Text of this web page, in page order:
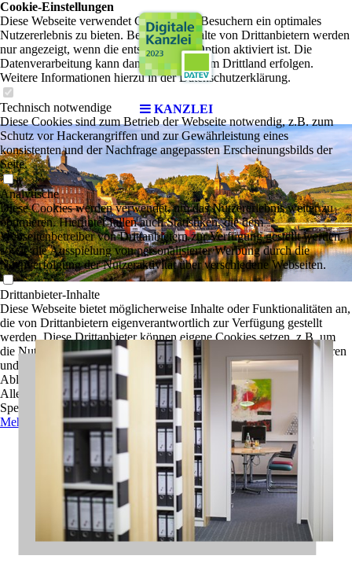
KANZLEI
Cookie-Einstellungen
Diese Webseite verwendet Cookies, um Besuchern ein optimales
Nutzererlebnis zu bieten. Bestimmte Inhalte von Drittanbietern werden
nur angezeigt, wenn die entsprechende Option aktiviert ist. Die
Datenverarbeitung kann dann auch in einem Drittland erfolgen.
Weitere Informationen hierzu in der Datenschutzerklärung.
Technisch notwendige
Diese Cookies sind zum Betrieb der Webseite notwendig, z.B. zum
Schutz vor Hackerangriffen und zur Gewährleistung eines
konsistenten und der Nachfrage angepassten Erscheinungsbilds der
Seite.
Analytische
Diese Cookies werden verwendet, um das Nutzererlebnis weiter zu
optimieren. Hierunter fallen auch Statistiken, die dem
Webseitenbetreiber von Drittanbietern zur Verfügung gestellt werden,
sowie die Ausspielung von personalisierter Werbung durch die
Nachverfolgung der Nutzeraktivität über verschiedene Webseiten.
Drittanbieter-Inhalte
Diese Webseite bietet möglicherweise Inhalte oder Funktionalitäten an,
die von Drittanbietern eigenverantwortlich zur Verfügung gestellt
werden. Diese Drittanbieter können eigene Cookies setzen, z.B. um
die Nutzeraktivität zu verfolgen oder ihre Angebote zu personalisieren
und zu optimieren.
Ablehnen
Alle akzeptieren
Speichern
Mehr Informationen